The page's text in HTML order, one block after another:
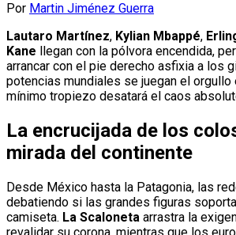
Por Martin Jiménez Guerra
Lautaro Martínez, Kylian Mbappé,
Kane llegan con la pólvora encendida,
arrancar con el pie derecho asfixia a los
potencias mundiales se juegan el orgullo
mínimo tropiezo desatará el caos
La encrucijada de los
mirada del continente
Desde México hasta la Patagonia, las
debatiendo si las grandes figuras
camiseta. La Scaloneta arrastra la